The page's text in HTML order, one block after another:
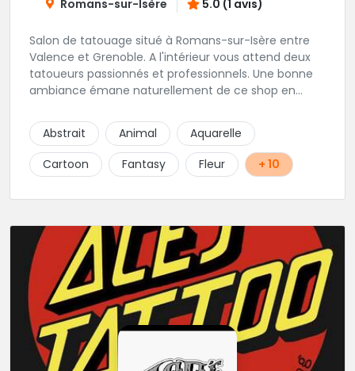
Romans-sur-Isère 5.0 (1 avis)
Salon de tatouage situé à Romans-sur-Isère entre
Valence et Grenoble. A l'intérieur vous attend deux
tatoueurs passionnés et professionnels. Une bonne
ambiance émane naturellement de ce shop en
Abstrait
Animal
Aquarelle
Cartoon
Fantasy Fleur + 10